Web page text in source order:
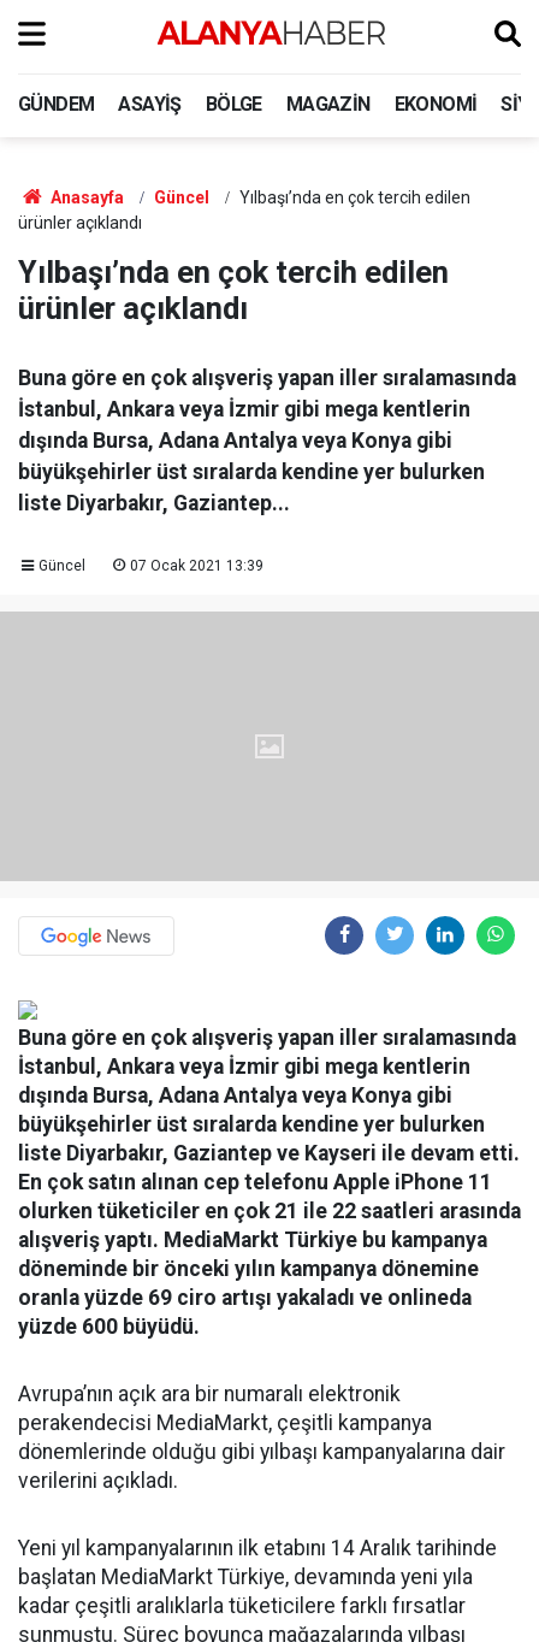
GÜNDEM ASAYIŞ BÖLGE MAGAZIN EKONOMI
Anasayfa Güncel
Yılbaşı’nda en çok tercih edilen
ürünler açıklandı
Yılbaşı’nda en çok tercih edilen
ürünler açıklandı
Buna göre en çok alışveriş yapan iller sıralamasında
İstanbul, Ankara veya İzmir gibi mega kentlerin
dışında Bursa, Adana Antalya veya Konya gibi
büyükşehirler üst sıralarda kendine yer bulurken
liste Diyarbakır, Gaziantep...
Güncel 07 Ocak 2021 13:39
Buna göre en çok alışveriş yapan iller sıralamasında
İstanbul, Ankara veya İzmir gibi mega kentlerin
dışında Bursa, Adana Antalya veya Konya gibi
büyükşehirler üst sıralarda kendine yer bulurken
liste Diyarbakır, Gaziantep ve Kayseri ile devam etti.
En çok satın alınan cep telefonu Apple iPhone 11
olurken tüketiciler en çok 21 ile 22 saatleri arasında
alışveriş yaptı. MediaMarkt Türkiye bu kampanya
döneminde bir önceki yılın kampanya dönemine
oranla yüzde 69 ciro artışı yakaladı ve onlineda
yüzde 600 büyüdü.
Avrupa’nın açık ara bir numaralı elektronik
perakendecisi MediaMarkt, çeşitli kampanya
dönemlerinde olduğu gibi yılbaşı kampanyalarına dair
verilerini açıkladı.
Yeni yıl kampanyalarının ilk etabını 14 Aralık tarihinde
başlatan MediaMarkt Türkiye, devamında yeni yıla
kadar çeşitli aralıklarla tüketicilere farklı fırsatlar
sunmuştu. Süreç boyunca mağazalarında yılbaşı